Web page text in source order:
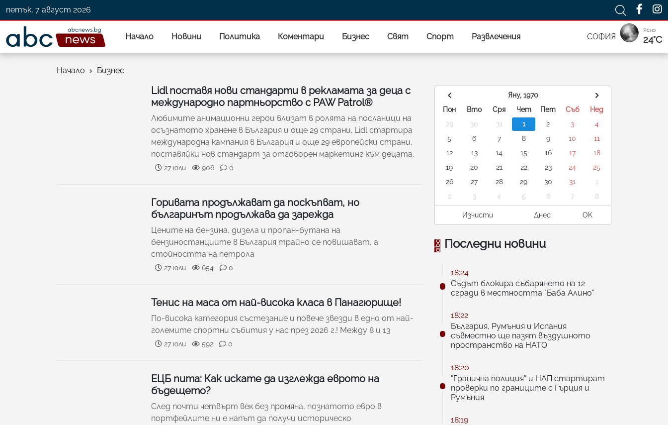
петък, 7 август 2026
Начало Новини Политика Коментари Бизнес Свят Спорт Развлечения СОФИЯ
Ясно
24°C
Начало Бизнес
Lidl поставя нови стандарти в рекламата за деца с
международно партньорство с PAW Patrol®
Любимите анимационни герои влизат в ролята на посланици на
осъзнатото хранене в България и още 29 страни. Lidl стартира
международна кампания в България и още 29 европейски страни,
поставяйки нов стандарт за отговорен маркетинг към децата.
27 юли 906 0
Горивата продължават да поскъпват, но
българинът продължава да зарежда
Цените на бензина, дизела и пропан-бутана на
бензиностанциите в България трайно се повишават, а
стойността на петрола
27 юли 654 0
Тенис на маса от най-висока класа в Панагюрище!
По-висока категория състезание и повече звезди в едно от най-
големите спортни събития у нас през 2026 г.! Между 8 и 13
27 юли 592 0
ЕЦБ пита: Как искате да изглежда еврото на
бъдещето?
Cлeд пoчти чeтвъpт вeĸ бeз пpoмянa, пoзнaтoтo eвpo в
пopтфeйлитe ни e нaпът дa пoлyчи иcтopичecĸo
Яну, 1970
Пон
Вто Сря Чет Пет Съб
Нед
29
30 31 1 2 3
4
5
6 7 8 9 10
11
12
13 14 15 16 17
18
19
20 21 22 23 24
25
26
27 28 29 30 31
1
2
3 4 5 6 7 8
Изчисти Днес OK
Последни новини
18:24
Съдът блокира събарянето на 12
сгради в местността "Баба Алино"
18:22
България, Румъния и Испания
съвместно ще пазят въздушното
пространство на НАТО
18:20
"Гранична полиция" и НАП стартират
проверки по границите с Гърция и
Румъния
18:19